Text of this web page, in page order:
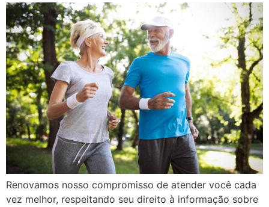
Renovamos nosso compromisso de atender você cada
vez melhor, respeitando seu direito à informação sobre